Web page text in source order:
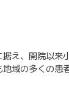
え、開院以来
域の多くの患